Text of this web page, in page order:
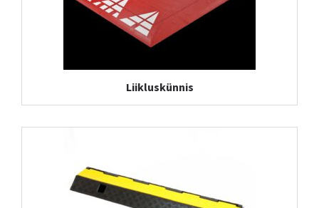
Liikluskünnis